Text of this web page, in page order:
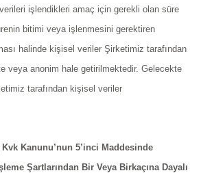
işlendikleri amaç için gerekli olan süre
bitimi veya işlenmesini gerektiren
halinde kişisel veriler Şirketimiz tarafından
veya anonim hale getirilmektedir. Gelecekte
tarafından kişisel veriler
Kanunu’nun 5’inci Maddesinde
Şartlarından Bir Veya Birkaçına Dayalı